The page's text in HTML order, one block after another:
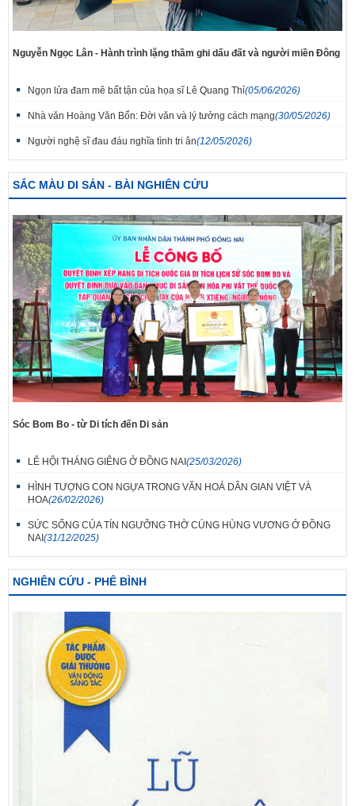
Nguyễn Ngọc Lân - Hành trình lặng thầm ghi dấu đất và người miền Đông
Ngọn lửa đam mê bất tận của họa sĩ Lê Quang Thỉ(05/06/2026)
Nhà văn Hoàng Văn Bổn: Đời văn và lý tưởng cách mạng(30/05/2026)
Người nghệ sĩ đau đáu nghĩa tình tri ân(12/05/2026)
SẮC MÀU DI SẢN - BÀI NGHIÊN CỨU
Sóc Bom Bo - từ Di tích đến Di sản
LỄ HỘI THÁNG GIÊNG Ở ĐỒNG NAI(25/03/2026)
HÌNH TƯỢNG CON NGỰA TRONG VĂN HOÁ DÂN GIAN VIỆT VÀ
HOA(26/02/2026)
SỨC SỐNG CỦA TÍN NGƯỠNG THỜ CÚNG HÙNG VƯƠNG Ở ĐỒNG
NAI(31/12/2025)
NGHIÊN CỨU - PHÊ BÌNH